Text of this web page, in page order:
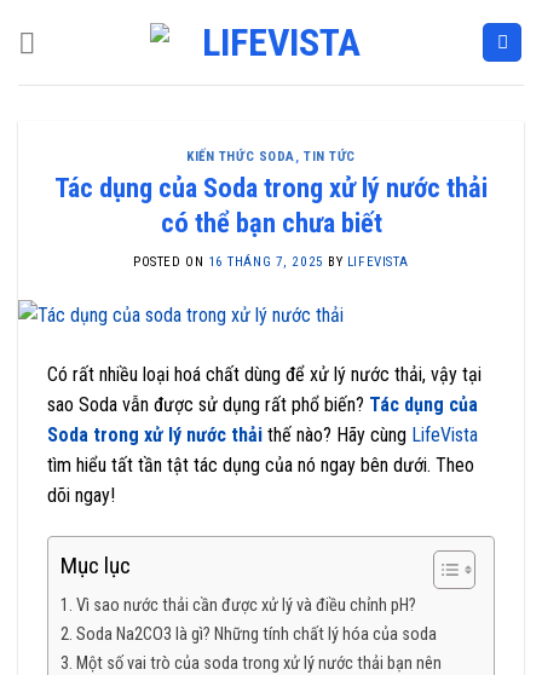
KIẾN THỨC SODA,TIN TỨC
Tác dụng của Soda trong xử lý nước thải
có thể bạn chưa biết
POSTED ON 16 THÁNG 7, 2025 BY LIFEVISTA
Có rất nhiều loại hoá chất dùng để xử lý nước thải, vậy tại
sao Soda vẫn được sử dụng rất phổ biến? Tác dụng của
Soda trong xử lý nước thải thế nào? Hãy cùng LifeVista
tìm hiểu tất tần tật tác dụng của nó ngay bên dưới. Theo
dõi ngay!
Mục lục
1. Vì sao nước thải cần được xử lý và điều chỉnh pH?
2. Soda Na2CO3 là gì? Những tính chất lý hóa của soda
3. Một số vai trò của soda trong xử lý nước thải bạn nên